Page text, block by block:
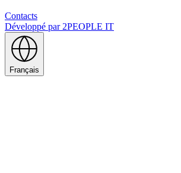
Contacts
Développé par2PEOPLE IT
Français